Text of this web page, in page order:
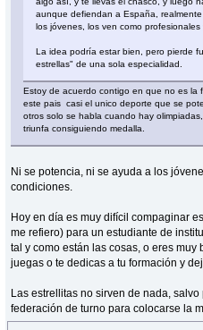
aunque defiendan a España,
los jóvenes, los ven como profesionales
La idea podría estar bien, pero pierde
estrellas" de una sola especialidad.
Estoy de acuerdo contigo en que no es la
este pais casi el unico deporte que se
otros solo se habla cuando hay
triunfa consiguiendo medalla.
Ni se potencia, ni se ayuda a los
condiciones.
Hoy en día es muy difícil compaginar
me refiero) para un estudiante de
tal y como están las cosas, o eres
juegas o te dedicas a tu formación y
Las estrellitas no sirven de nada,
federación de turno para colocarse la